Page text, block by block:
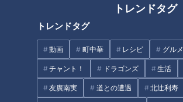
トレンドタグ
トレンドタグ
動画 町中華 レシピ グルメ
チャント！ ドラゴンズ 生活
友廣南実 道との遭遇 北辻利寿
「たらの梅しそピカタ」の作り
方【キユーピー３分クッキン
タグ